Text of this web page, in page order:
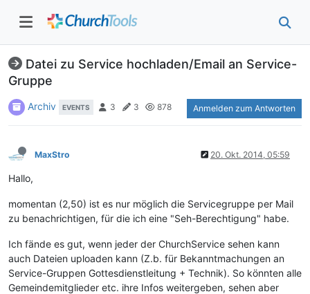
Datei zu Service hochladen/Email an Service-
Gruppe
Archiv EVENTS 3 3 878 Anmelden zum Antworten
MaxStro 20. Okt. 2014, 05:59
Hallo,
momentan (2,50) ist es nur möglich die Servicegruppe per Mail
zu benachrichtigen, für die ich eine "Seh-Berechtigung" habe.
Ich fände es gut, wenn jeder der ChurchService sehen kann
auch Dateien uploaden kann (Z.b. für Bekanntmachungen an
Service-Gruppen Gottesdienstleitung + Technik). So könnten alle
Gemeindemitglieder etc. ihre Infos weitergeben, sehen aber